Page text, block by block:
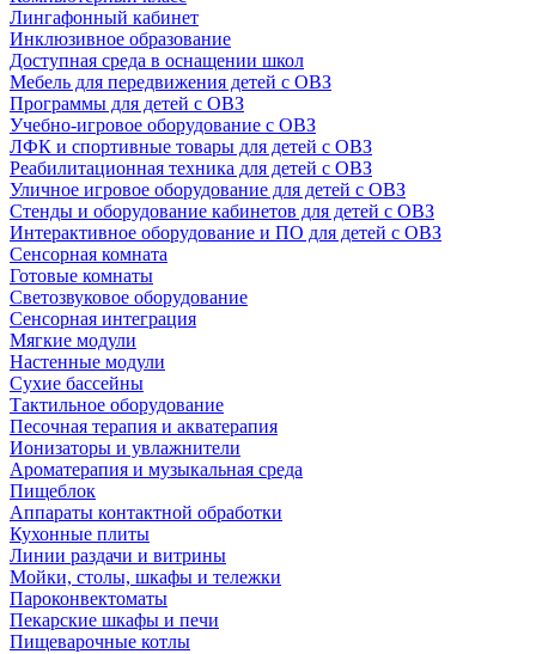
Лингафонный кабинет
Инклюзивное образование
Доступная среда в оснащении школ
Мебель для передвижения детей с ОВЗ
Программы для детей с ОВЗ
Учебно-игровое оборудование с ОВЗ
ЛФК и спортивные товары для детей с ОВЗ
Реабилитационная техника для детей с ОВЗ
Уличное игровое оборудование для детей с ОВЗ
Стенды и оборудование кабинетов для детей с ОВЗ
Интерактивное оборудование и ПО для детей с ОВЗ
Сенсорная комната
Готовые комнаты
Светозвуковое оборудование
Сенсорная интеграция
Мягкие модули
Настенные модули
Сухие бассейны
Тактильное оборудование
Песочная терапия и акватерапия
Ионизаторы и увлажнители
Ароматерапия и музыкальная среда
Пищеблок
Аппараты контактной обработки
Кухонные плиты
Линии раздачи и витрины
Мойки, столы, шкафы и тележки
Пароконвектоматы
Пекарские шкафы и печи
Пищеварочные котлы